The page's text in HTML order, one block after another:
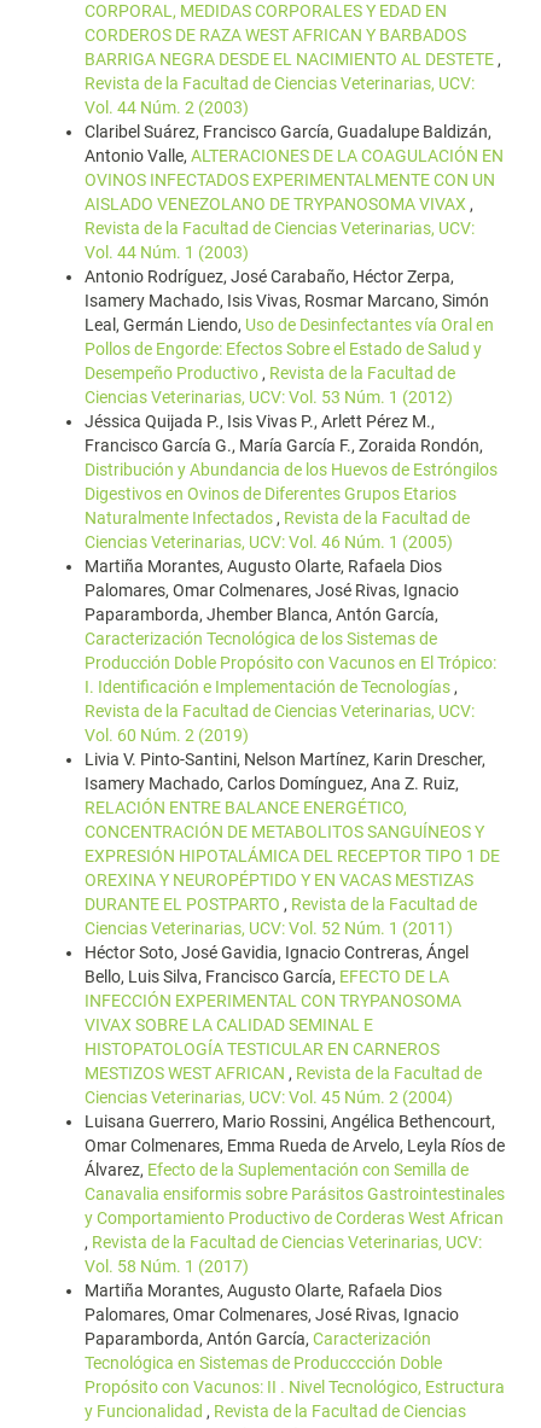
CORPORAL, MEDIDAS CORPORALES Y EDAD EN
CORDEROS DE RAZA WEST AFRICAN Y BARBADOS
BARRIGA NEGRA DESDE EL NACIMIENTO AL DESTETE ,
Revista de la Facultad de Ciencias Veterinarias, UCV:
Vol. 44 Núm. 2 (2003)
Claribel Suárez, Francisco García, Guadalupe Baldizán,
Antonio Valle, ALTERACIONES DE LA COAGULACIÓN EN
OVINOS INFECTADOS EXPERIMENTALMENTE CON UN
AISLADO VENEZOLANO DE TRYPANOSOMA VIVAX ,
Revista de la Facultad de Ciencias Veterinarias, UCV:
Vol. 44 Núm. 1 (2003)
Antonio Rodríguez, José Carabaño, Héctor Zerpa,
Isamery Machado, Isis Vivas, Rosmar Marcano, Simón
Leal, Germán Liendo, Uso de Desinfectantes vía Oral en
Pollos de Engorde: Efectos Sobre el Estado de Salud y
Desempeño Productivo , Revista de la Facultad de
Ciencias Veterinarias, UCV: Vol. 53 Núm. 1 (2012)
Jéssica Quijada P., Isis Vivas P., Arlett Pérez M.,
Francisco García G., María García F., Zoraida Rondón,
Distribución y Abundancia de los Huevos de Estróngilos
Digestivos en Ovinos de Diferentes Grupos Etarios
Naturalmente Infectados , Revista de la Facultad de
Ciencias Veterinarias, UCV: Vol. 46 Núm. 1 (2005)
Martiña Morantes, Augusto Olarte, Rafaela Dios
Palomares, Omar Colmenares, José Rivas, Ignacio
Paparamborda, Jhember Blanca, Antón García,
Caracterización Tecnológica de los Sistemas de
Producción Doble Propósito con Vacunos en El Trópico:
I. Identificación e Implementación de Tecnologías ,
Revista de la Facultad de Ciencias Veterinarias, UCV:
Vol. 60 Núm. 2 (2019)
Livia V. Pinto-Santini, Nelson Martínez, Karin Drescher,
Isamery Machado, Carlos Domínguez, Ana Z. Ruiz,
RELACIÓN ENTRE BALANCE ENERGÉTICO,
CONCENTRACIÓN DE METABOLITOS SANGUÍNEOS Y
EXPRESIÓN HIPOTALÁMICA DEL RECEPTOR TIPO 1 DE
OREXINA Y NEUROPÉPTIDO Y EN VACAS MESTIZAS
DURANTE EL POSTPARTO , Revista de la Facultad de
Ciencias Veterinarias, UCV: Vol. 52 Núm. 1 (2011)
Héctor Soto, José Gavidia, Ignacio Contreras, Ángel
Bello, Luis Silva, Francisco García, EFECTO DE LA
INFECCIÓN EXPERIMENTAL CON TRYPANOSOMA
VIVAX SOBRE LA CALIDAD SEMINAL E
HISTOPATOLOGÍA TESTICULAR EN CARNEROS
MESTIZOS WEST AFRICAN , Revista de la Facultad de
Ciencias Veterinarias, UCV: Vol. 45 Núm. 2 (2004)
Luisana Guerrero, Mario Rossini, Angélica Bethencourt,
Omar Colmenares, Emma Rueda de Arvelo, Leyla Ríos de
Álvarez, Efecto de la Suplementación con Semilla de
Canavalia ensiformis sobre Parásitos Gastrointestinales
y Comportamiento Productivo de Corderas West African
, Revista de la Facultad de Ciencias Veterinarias, UCV:
Vol. 58 Núm. 1 (2017)
Martiña Morantes, Augusto Olarte, Rafaela Dios
Palomares, Omar Colmenares, José Rivas, Ignacio
Paparamborda, Antón García, Caracterización
Tecnológica en Sistemas de Producccción Doble
Propósito con Vacunos: II . Nivel Tecnológico, Estructura
y Funcionalidad , Revista de la Facultad de Ciencias